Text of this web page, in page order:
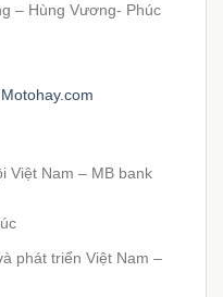
– Hùng Vương- Phúc
Việt Nam – MB bank
phát triển Việt Nam –